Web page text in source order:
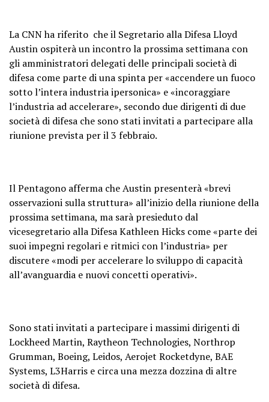
La CNN ha riferito che il Segretario alla Difesa Lloyd
Austin ospiterà un incontro la prossima settimana con
gli amministratori delegati delle principali società di
difesa come parte di una spinta per «accendere un fuoco
sotto l’intera industria ipersonica» e «incoraggiare
l’industria ad accelerare», secondo due dirigenti di due
società di difesa che sono stati invitati a partecipare alla
riunione prevista per il 3 febbraio.
Il Pentagono afferma che Austin presenterà «brevi
osservazioni sulla struttura» all’inizio della riunione della
prossima settimana, ma sarà presieduto dal
vicesegretario alla Difesa Kathleen Hicks come «parte dei
suoi impegni regolari e ritmici con l’industria» per
discutere «modi per accelerare lo sviluppo di capacità
all’avanguardia e nuovi concetti operativi».
Sono stati invitati a partecipare i massimi dirigenti di
Lockheed Martin, Raytheon Technologies, Northrop
Grumman, Boeing, Leidos, Aerojet Rocketdyne, BAE
Systems, L3Harris e circa una mezza dozzina di altre
società di difesa.